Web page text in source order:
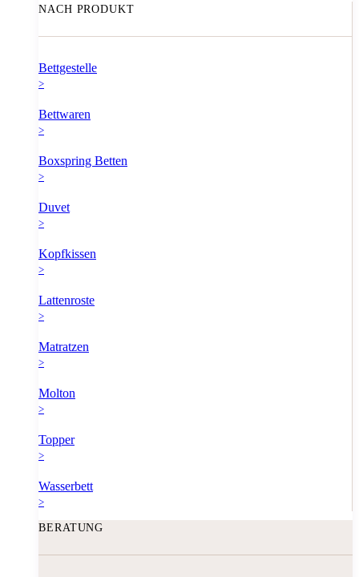
NACH PRODUKT
Bettgestelle
>
Bettwaren
>
Boxspring Betten
>
Duvet
>
Kopfkissen
>
Lattenroste
>
Matratzen
>
Molton
>
Topper
>
Wasserbett
>
BERATUNG